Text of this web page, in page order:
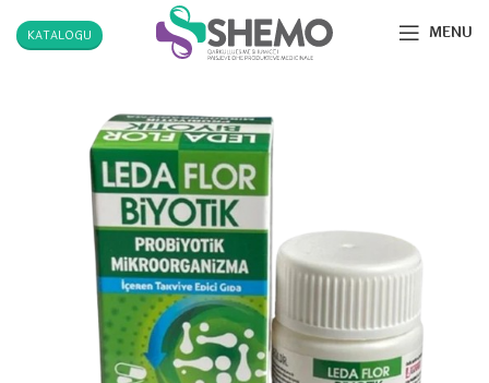
KATALOGU MENU